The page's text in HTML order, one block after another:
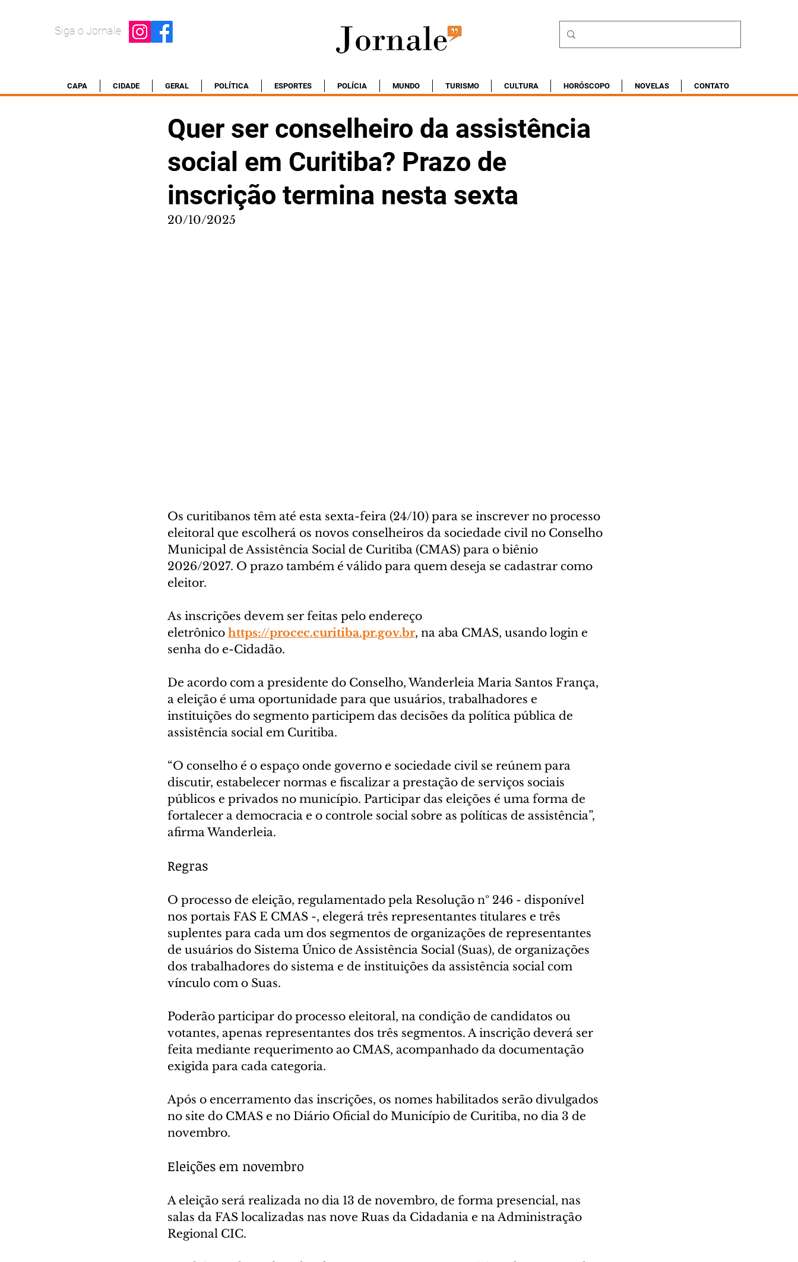
Siga o Jornale
CAPA CIDADE GERAL POLÍTICA ESPORTES POLÍCIA MUNDO TURISMO CULTURA HORÓSCOPO NOVELAS CONTATO
Quer ser conselheiro da assistência
social em Curitiba? Prazo de
inscrição termina nesta sexta
20/10/2025
Os curitibanos têm até esta sexta-feira (24/10) para se inscrever no processo
eleitoral que escolherá os novos conselheiros da sociedade civil no Conselho
Municipal de Assistência Social de Curitiba (CMAS) para o biênio
2026/2027. O prazo também é válido para quem deseja se cadastrar como
eleitor.
As inscrições devem ser feitas pelo endereço
eletrônico https://procec.curitiba.pr.gov.br, na aba CMAS, usando login e
senha do e-Cidadão.
De acordo com a presidente do Conselho, Wanderleia Maria Santos França,
a eleição é uma oportunidade para que usuários, trabalhadores e
instituições do segmento participem das decisões da política pública de
assistência social em Curitiba.
“O conselho é o espaço onde governo e sociedade civil se reúnem para
discutir, estabelecer normas e fiscalizar a prestação de serviços sociais
públicos e privados no município. Participar das eleições é uma forma de
fortalecer a democracia e o controle social sobre as políticas de assistência”,
afirma Wanderleia.
Regras
O processo de eleição, regulamentado pela Resolução nº 246 - disponível
nos portais FAS E CMAS -, elegerá três representantes titulares e três
suplentes para cada um dos segmentos de organizações de representantes
de usuários do Sistema Único de Assistência Social (Suas), de organizações
dos trabalhadores do sistema e de instituições da assistência social com
vínculo com o Suas.
Poderão participar do processo eleitoral, na condição de candidatos ou
votantes, apenas representantes dos três segmentos. A inscrição deverá ser
feita mediante requerimento ao CMAS, acompanhado da documentação
exigida para cada categoria.
Após o encerramento das inscrições, os nomes habilitados serão divulgados
no site do CMAS e no Diário Oficial do Município de Curitiba, no dia 3 de
novembro.
Eleições em novembro
A eleição será realizada no dia 13 de novembro, de forma presencial, nas
salas da FAS localizadas nas nove Ruas da Cidadania e na Administração
Regional CIC.